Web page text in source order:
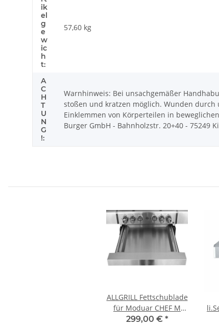
ik
el
g
e
w
ic
h
t:
57,60 kg
A
C
H
T
U
N
G
!:
Warnhinweis: Bei unsachgemäßer
stoßen und kratzen möglich. Wunden durch
Einklemmen von Körperteilen in
Burger GmbH - Bahnholzstr. 20+40 - 75249
ALLGRILL Fettschublade
für Moduar CHEF M
und ALLROUNDER M
299,00 € *